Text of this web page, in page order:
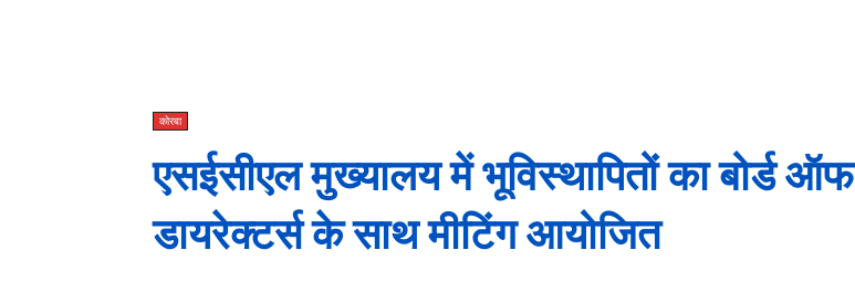
कोरबा
एसईसीएल मुख्यालय में भूविस्थापितों का बोर्ड ऑफ
डायरेक्टर्स के साथ मीटिंग आयोजित